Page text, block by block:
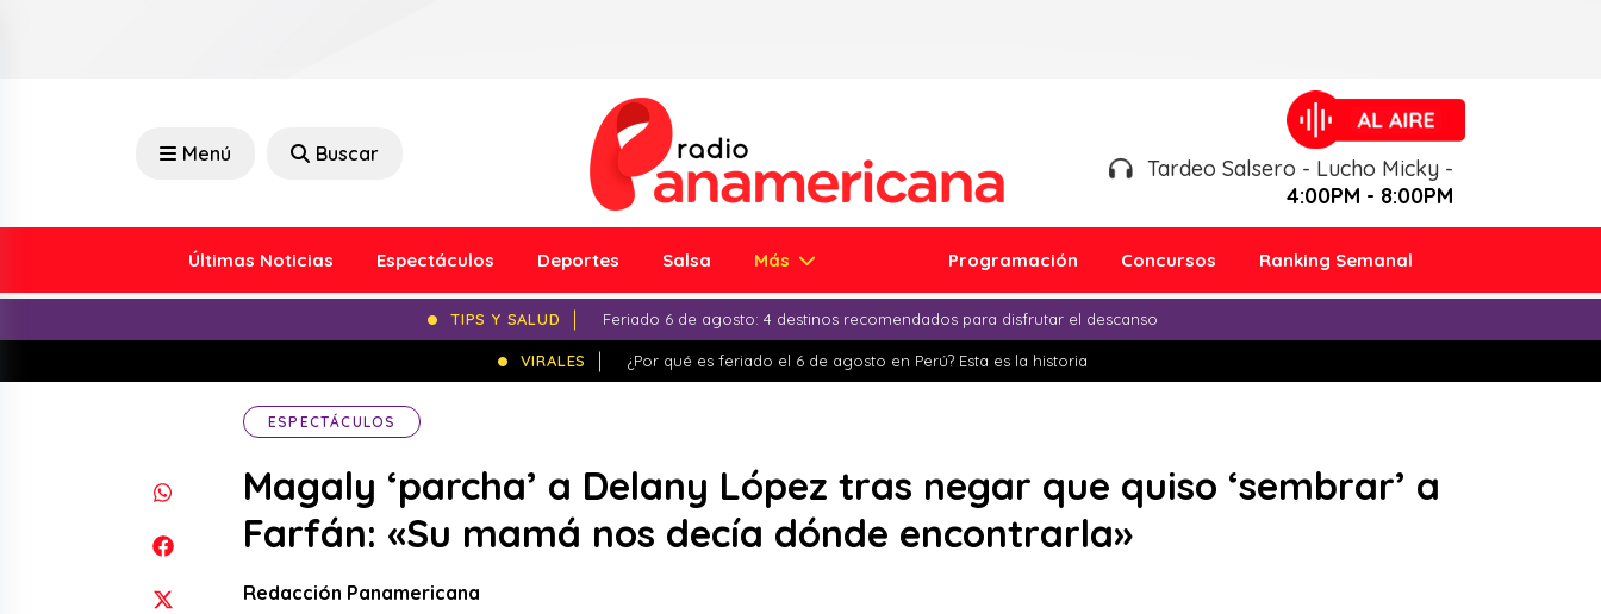
Menú Buscar
Tardeo Salsero - Lucho Micky -
4:00PM - 8:00PM
Últimas Noticias Espectáculos Deportes Salsa Más Programación Concursos Ranking Semanal
TIPS Y SALUD Feriado 6 de agosto: 4 destinos recomendados para disfrutar el descanso
VIRALES ¿Por qué es feriado el 6 de agosto en Perú? Esta es la historia
ESPECTÁCULOS
Magaly ‘parcha’ a Delany López tras negar que quiso ‘sembrar’ a
Farfán: «Su mamá nos decía dónde encontrarla»
Redacción Panamericana